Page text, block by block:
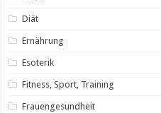
Diät
Ernährung
Esoterik
Fitness, Sport, Training
Frauengesundheit